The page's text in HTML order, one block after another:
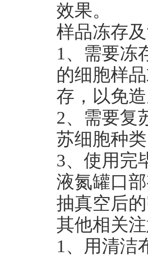
效果。
样品冻存
1、需要冻
的细胞样
存，以免
2、需要复
苏细胞种
3、使用完
液氮罐口
抽真空后
其他相关
1、用清洁